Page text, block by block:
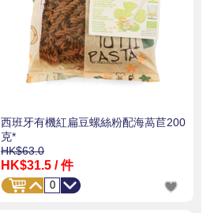
西班牙有機紅扁豆螺絲粉配海萵苣200
克*
HK$63.0
HK$31.5 / 件